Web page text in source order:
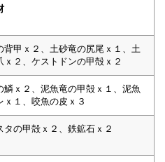
背甲ｘ２、土砂竜の尻尾ｘ１、土
ｘ２、ケストドンの甲殻ｘ２
鱗ｘ２、泥魚竜の甲殻ｘ１、泥魚
ｘ１、咬魚の皮ｘ３
タの甲殻ｘ２、鉄鉱石ｘ２